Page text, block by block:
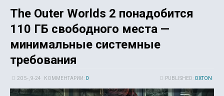
The Outer Worlds 2 понадобится
110 ГБ свободного места —
минимальные системные
требования
PUBLISHED: OXTON
20 5-, 9-24 КОММЕНТАРИИ: 0